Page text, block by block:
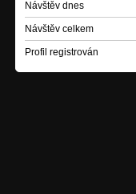
Návštěv dnes
Návštěv celkem
Profil registrován